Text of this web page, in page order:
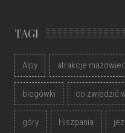
TAGI
Alpy atrakcje
biegówki co zwiedzić
góry Hiszpania